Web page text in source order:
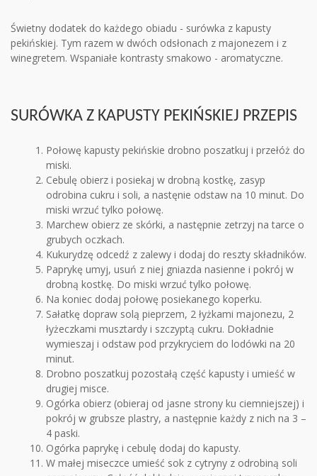
Świetny dodatek do każdego obiadu - surówka z kapusty
pekińskiej. Tym razem w dwóch odsłonach z majonezem i z
winegretem. Wspaniałe kontrasty smakowo - aromatyczne.
SURÓWKA Z KAPUSTY PEKIŃSKIEJ PRZEPIS
Połowę kapusty pekińskie drobno poszatkuj i przełóż do
miski.
Cebulę obierz i posiekaj w drobną kostkę, zasyp
odrobina cukru i soli, a nastęnie odstaw na 10 minut. Do
miski wrzuć tylko połowę.
Marchew obierz ze skórki, a następnie zetrzyj na tarce o
grubych oczkach.
Kukurydzę odcedź z zalewy i dodaj do reszty składników.
Paprykę umyj, usuń z niej gniazda nasienne i pokrój w
drobną kostkę. Do miski wrzuć tylko połowę.
Na koniec dodaj połowę posiekanego koperku.
Sałatkę dopraw solą pieprzem, 2 łyżkami majonezu, 2
łyżeczkami musztardy i szczyptą cukru. Dokładnie
wymieszaj i odstaw pod przykryciem do lodówki na 20
minut.
Drobno poszatkuj pozostałą część kapusty i umieść w
drugiej misce.
Ogórka obierz (obieraj od jasne strony ku ciemniejszej) i
pokrój w grubsze plastry, a następnie każdy z nich na 3 –
4 paski.
Ogórka paprykę i cebulę dodaj do kapusty.
W małej miseczce umieść sok z cytryny z odrobiną soli